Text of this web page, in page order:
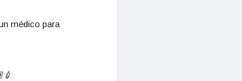
médico para